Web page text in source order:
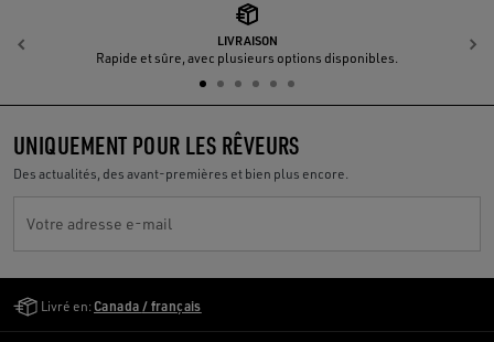
LIVRAISON
Rapide et sûre, avec plusieurs options disponibles.
Précédent
UNIQUEMENT POUR LES RÊVEURS
Des actualités, des avant-premières et bien plus encore.
Votre adresse e-mail
Livré en: Canada / français